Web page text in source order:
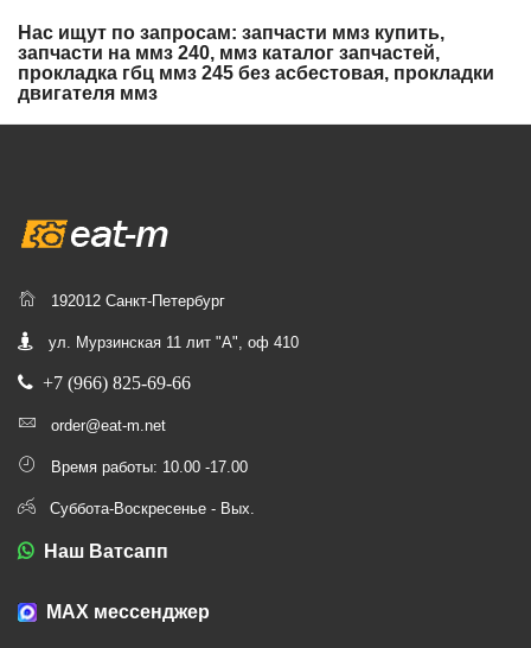
Нас ищут по запросам: запчасти ммз купить,
запчасти на ммз 240, ммз каталог запчастей,
прокладка гбц ммз 245 без асбестовая, прокладки
двигателя ммз
192012 Санкт-Петербург
ул. Мурзинская 11 лит "А", оф 410
+7 (966) 825-69-66
order@eat-m.net
Время работы: 10.00 -17.00
Суббота-Воскресенье - Вых.
Наш Ватсапп
МАХ мессенджер